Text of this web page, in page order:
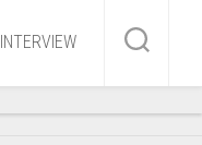
INTERVIEW